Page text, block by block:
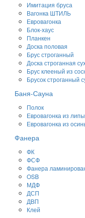
Имитация бруса
Вагонка ШТИЛЬ
Евровагонка
Блок-хаус
Планкен
Доска половая
Брус строганный
Доска строганная
Брус клееный из
Брусок строганный
Баня-Сауна
Полок
Евровагонка из липы
Евровагонка из
Фанера
ФК
ФСФ
Фанера
OSB
МДФ
ДСП
ДВП
Клей